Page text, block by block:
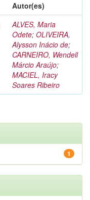
Autor(es)
ALVES, Maria
Odete; OLIVEIRA,
Alysson Inácio de;
CARNEIRO, Wendell
Márcio Araújo;
MACIEL, Iracy
Soares Ribeiro
1